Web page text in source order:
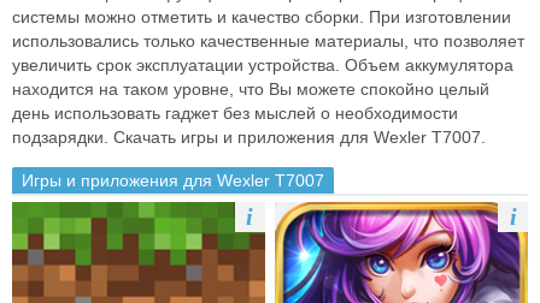
системы можно отметить и качество сборки. При изготовлении
использовались только качественные материалы, что позволяет
увеличить срок эксплуатации устройства. Объем аккумулятора
находится на таком уровне, что Вы можете спокойно целый
день использовать гаджет без мыслей о необходимости
подзарядки. Скачать игры и приложения для Wexler T7007.
Игры и приложения для Wexler T7007
i i